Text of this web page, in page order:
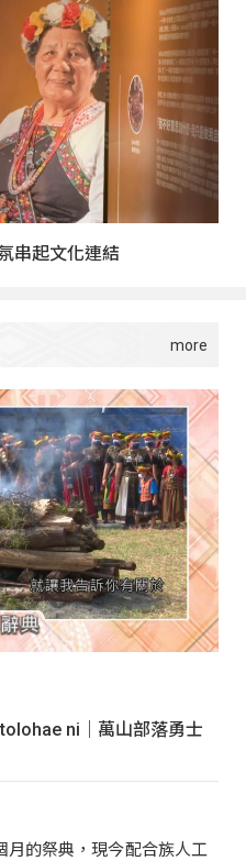
串起文化連結
ni｜萬山部落勇士
月的祭典，現今配合族人工